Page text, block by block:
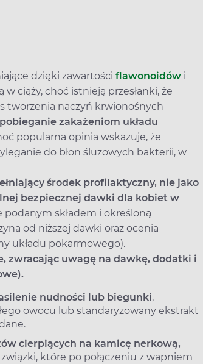
dzięki zawartości flawonoidów i
ciąży, choć istnieją przesłanki, że
tworzenia naczyń krwionośnych
zakażeniom układu
popularna opinia wskazuje, że
do błon śluzowych bakterii, w
środek profilaktyczny, nie jako
bezpiecznej dawki dla kobiet w
podanym składem i określoną
od niższej dawki oraz ocenia
układu pokarmowego).
zwracając uwagę na dawkę, dodatki i
nudności lub biegunki,
owocu lub standaryzowany ekstrakt
cierpiących na kamicę nerkową,
związki, które po połączeniu z wapniem